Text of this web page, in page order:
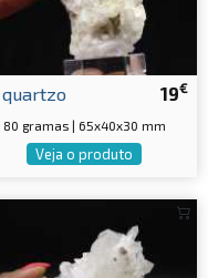
19€
quartzo
80 gramas | 65x40x30 mm
Veja o produto